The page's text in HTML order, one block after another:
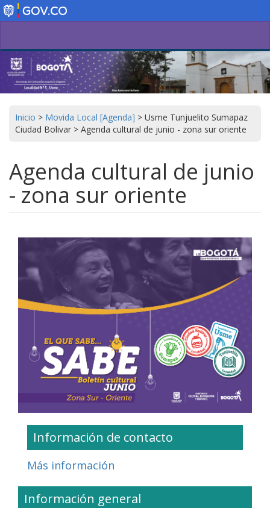
Pasar
al
Inicio > Movida Local [Agenda] > Usme Tunjuelito Sumapaz
Ciudad Bolivar > Agenda cultural de junio - zona sur oriente
Agenda cultural de junio
- zona sur oriente
Información de contacto
Más información
Información general